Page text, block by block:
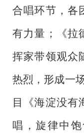
合唱环节，各
有力量；《拉
挥家带领观众
热烈，形成一
目《海淀没有
唱，旋律中